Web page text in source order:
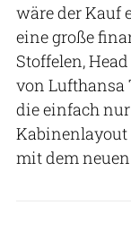
wäre der Kauf
eine große
Stoffelen,
von Lufthansa
die einfach
Kabinenlayout
mit dem